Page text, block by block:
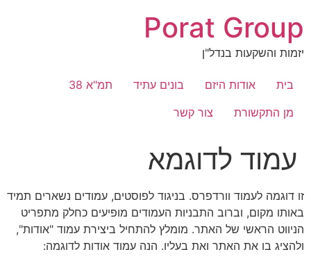
Porat Group
יזמות והשקעות בנדל"ן
בית אודות היזם בונים עתיד
תמ"א 38
מן התקשורת
צור קשר
עמוד לדוגמא
זו דוגמה לעמוד וורדפרס. בניגוד לפוסטים, עמודים נשארים תמיד
באותו מקום, וברוב התבניות העמודים מופיעים כחלק מתפריט
הניווט הראשי של האתר. מומלץ להתחיל ביצירת עמוד "אודות",
ולהציג בו את האתר ואת בעליו. הנה עמוד אודות לדוגמה: